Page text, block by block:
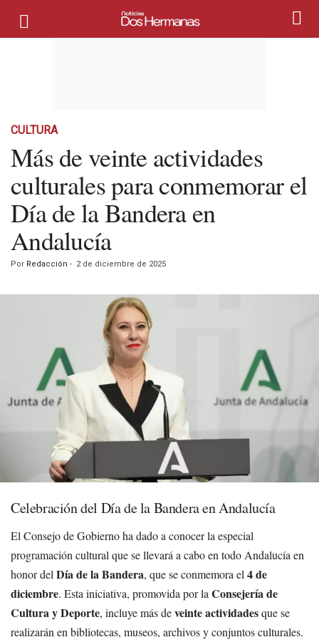
CULTURA
Más de veinte actividades
culturales para conmemorar el
Día de la Bandera en
Andalucía
Por Redacción - 2 de diciembre de 2025
Celebración del Día de la Bandera en Andalucía
El Consejo de Gobierno ha dado a conocer la especial
programación cultural que se llevará a cabo en todo Andalucía en
honor del Día de la Bandera, que se conmemora el 4 de
diciembre. Esta iniciativa, promovida por la Consejería de
Cultura y Deporte, incluye más deveinte actividadesque se
realizarán en bibliotecas, museos, archivos y conjuntos culturales.